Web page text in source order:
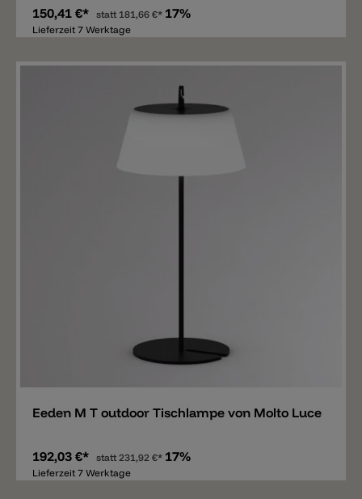
150,41 €* statt 181,66 €* 17%
Lieferzeit 7 Werktage
Eeden M T outdoor Tischlampe von Molto Luce
192,03 €* statt231,92 €* 17%
Lieferzeit 7 Werktage